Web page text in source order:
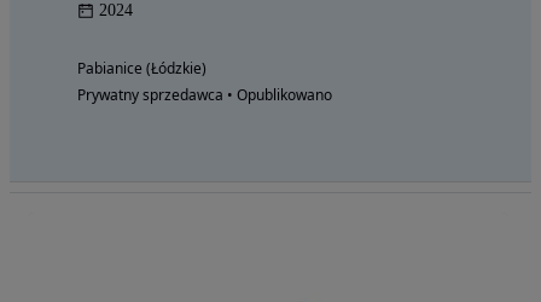
2024
Pabianice (Łódzkie)
Prywatny sprzedawca • Opublikowano